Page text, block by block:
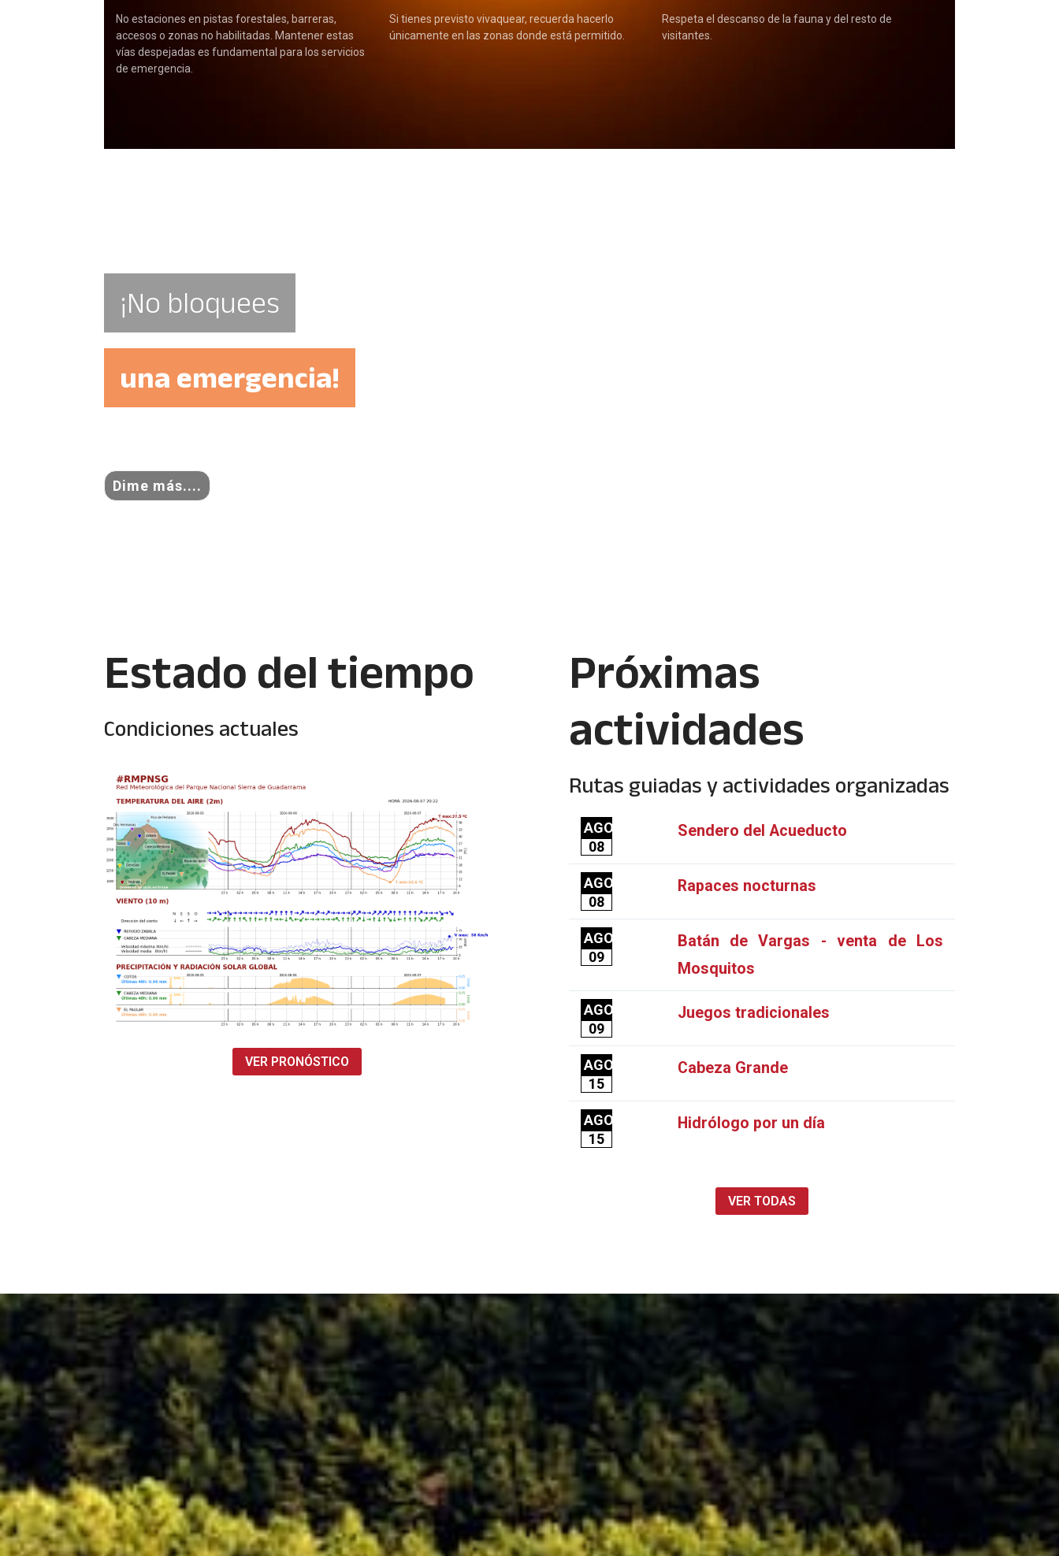
No estaciones en pistas forestales, barreras,
accesos o zonas no habilitadas. Mantener estas
vías despejadas es fundamental para los servicios
de emergencia.
Si tienes previsto vivaquear, recuerda hacerlo
únicamente en las zonas donde está permitido.
Respeta el descanso de la fauna y del resto de
visitantes.
Sin fuego,
no hay incendios
Dime más....
Estado del tiempo
Condiciones actuales
VER PRONÓSTICO
Próximas
actividades
Rutas guiadas y actividades organizadas
AGO
08
Sendero del Acueducto
AGO
08
Rapaces nocturnas
AGO
09
Batán de Vargas - venta de Los
Mosquitos
AGO
09
Juegos tradicionales
AGO
15
Cabeza Grande
AGO
15
Hidrólogo por un día
VER TODAS